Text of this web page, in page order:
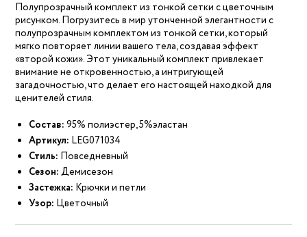
Полупрозрачный комплект из тонкой сетки с цветочным
рисунком. Погрузитесь в мир утонченной элегантности с
полупрозрачным комплектом из тонкой сетки, который
мягко повторяет линии вашего тела, создавая эффект
«второй кожи». Этот уникальный комплект привлекает
внимание не откровенностью, а интригующей
загадочностью, что делает его настоящей находкой для
ценителей стиля.
Состав: 95% полиэстер, 5%эластан
Артикул: LEG071034
Стиль: Повседневный
Сезон: Демисезон
Застежка: Крючки и петли
Узор: Цветочный